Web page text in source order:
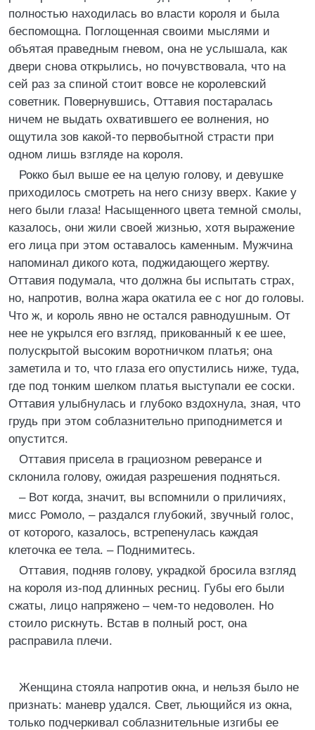
полностью находилась во власти короля и была
беспомощна. Поглощенная своими мыслями и
объятая праведным гневом, она не услышала, как
двери снова открылись, но почувствовала, что на
сей раз за спиной стоит вовсе не королевский
советник. Повернувшись, Оттавия постаралась
ничем не выдать охватившего ее волнения, но
ощутила зов какой-то первобытной страсти при
одном лишь взгляде на короля.
Рокко был выше ее на целую голову, и девушке
приходилось смотреть на него снизу вверх. Какие у
него были глаза! Насыщенного цвета темной смолы,
казалось, они жили своей жизнью, хотя выражение
его лица при этом оставалось каменным. Мужчина
напоминал дикого кота, поджидающего жертву.
Оттавия подумала, что должна бы испытать страх,
но, напротив, волна жара окатила ее с ног до головы.
Что ж, и король явно не остался равнодушным. От
нее не укрылся его взгляд, прикованный к ее шее,
полускрытой высоким воротничком платья; она
заметила и то, что глаза его опустились ниже, туда,
где под тонким шелком платья выступали ее соски.
Оттавия улыбнулась и глубоко вздохнула, зная, что
грудь при этом соблазнительно приподнимется и
опустится.
Оттавия присела в грациозном реверансе и
склонила голову, ожидая разрешения подняться.
– Вот когда, значит, вы вспомнили о приличиях,
мисс Ромоло, – раздался глубокий, звучный голос,
от которого, казалось, встрепенулась каждая
клеточка ее тела. – Поднимитесь.
Оттавия, подняв голову, украдкой бросила взгляд
на короля из-под длинных ресниц. Губы его были
сжаты, лицо напряжено – чем-то недоволен. Но
стоило рискнуть. Встав в полный рост, она
расправила плечи.
Женщина стояла напротив окна, и нельзя было не
признать: маневр удался. Свет, льющийся из окна,
только подчеркивал соблазнительные изгибы ее